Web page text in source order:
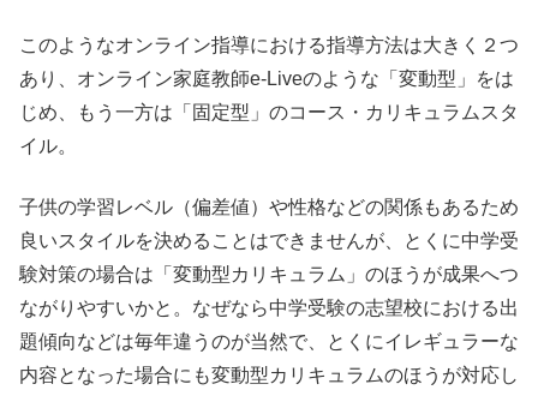
このようなオンライン指導における指導方法は大きく２つ
あり、オンライン家庭教師e-Liveのような「変動型」をは
じめ、もう一方は「固定型」のコース・カリキュラムスタ
イル。
子供の学習レベル（偏差値）や性格などの関係もあるため
良いスタイルを決めることはできませんが、とくに中学受
験対策の場合は「変動型カリキュラム」のほうが成果へつ
ながりやすいかと。なぜなら中学受験の志望校における出
題傾向などは毎年違うのが当然で、とくにイレギュラーな
内容となった場合にも変動型カリキュラムのほうが対応し